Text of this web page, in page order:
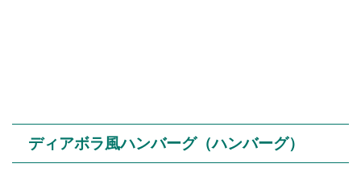
ディアボラ風ハンバーグ（ハンバーグ）